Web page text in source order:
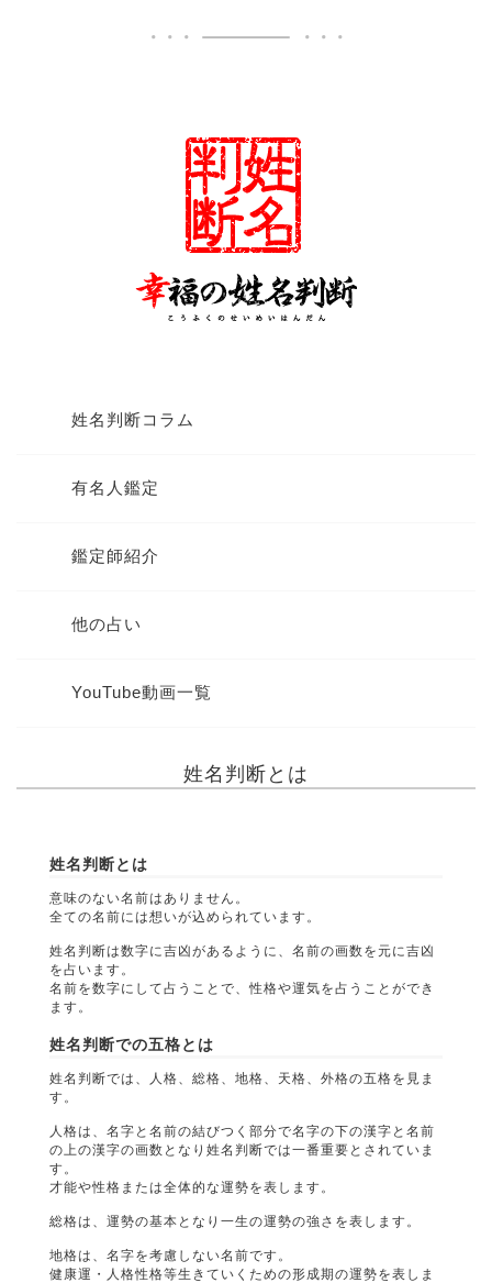
姓名判断コラム
有名人鑑定
鑑定師紹介
他の占い
YouTube動画一覧
姓名判断とは
姓名判断とは
意味のない名前はありません。
全ての名前には想いが込められています。
姓名判断は数字に吉凶があるように、名前の画数を元に吉凶
を占います。
名前を数字にして占うことで、性格や運気を占うことができ
ます。
姓名判断での五格とは
姓名判断では、人格、総格、地格、天格、外格の五格を見ま
す。
人格は、名字と名前の結びつく部分で名字の下の漢字と名前
の上の漢字の画数となり姓名判断では一番重要とされていま
す。
才能や性格または全体的な運勢を表します。
総格は、運勢の基本となり一生の運勢の強さを表します。
地格は、名字を考慮しない名前です。
健康運・人格性格等生きていくための形成期の運勢を表しま